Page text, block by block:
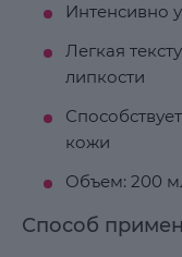
Интенсивно
Легкая
липкости
кожи
Объем: 200
Способ